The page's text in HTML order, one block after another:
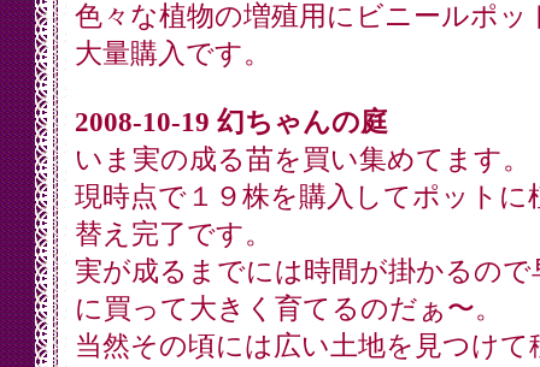
色々な植物の増殖用にビニールポッ
大量購入です。
2008-10-19 幻ちゃんの庭
いま実の成る苗を買い集めてます。
現時点で１９株を購入してポットに
替え完了です。
実が成るまでには時間が掛かるので
に買って大きく育てるのだぁ〜。
当然その頃には広い土地を見つけて